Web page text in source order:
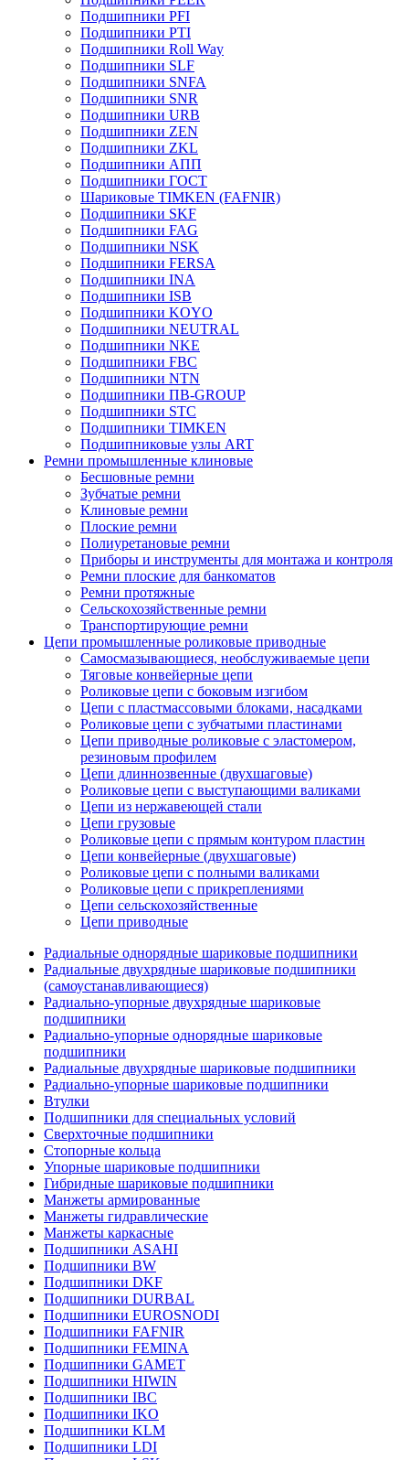
Подшипники PFI
Подшипники PTI
Подшипники Roll Way
Подшипники SLF
Подшипники SNFA
Подшипники SNR
Подшипники URB
Подшипники ZEN
Подшипники ZKL
Подшипники АПП
Подшипники ГОСТ
Шариковые ТІMKEN (FAFNIR)
Подшипники SKF
Подшипники FAG
Подшипники NSK
Подшипники FERSA
Подшипники INA
Подшипники ISB
Подшипники KOYO
Подшипники NEUTRAL
Подшипники NKE
Подшипники FBC
Подшипники NTN
Подшипники ПВ-GROUP
Подшипники STC
Подшипники TIMKEN
Подшипниковые узлы ART
Ремни промышленные клиновые
Бесшовные ремни
Зубчатые ремни
Клиновые ремни
Плоские ремни
Полиуретановые ремни
Приборы и инструменты для монтажа и контроля
Ремни плоские для банкоматов
Ремни протяжные
Сельскохозяйственные ремни
Транспортирующие ремни
Цепи промышленные роликовые приводные
Самосмазывающиеся, необслуживаемые цепи
Тяговые конвейерные цепи
Роликовые цепи с боковым изгибом
Цепи с пластмассовыми блоками, насадками
Роликовые цепи с зубчатыми пластинами
Цепи приводные роликовые с эластомером,
резиновым профилем
Цепи длиннозвенные (двухшаговые)
Роликовые цепи с выступающими валиками
Цепи из нержавеющей стали
Цепи грузовые
Роликовые цепи с прямым контуром пластин
Цепи конвейерные (двухшаговые)
Роликовые цепи с полными валиками
Роликовые цепи с прикреплениями
Цепи сельскохозяйственные
Цепи приводные
Радиальные однорядные шариковые подшипники
Радиальные двухрядные шариковые подшипники
(самоустанавливающиеся)
Радиально-упорные двухрядные шариковые
подшипники
Радиально-упорные однорядные шариковые
подшипники
Радиальные двухрядные шариковые подшипники
Радиально-упорные шариковые подшипники
Втулки
Подшипники для специальных условий
Сверхточные подшипники
Стопорные кольца
Упорные шариковые подшипники
Гибридные шариковые подшипники
Манжеты армированные
Манжеты гидравлические
Манжеты каркасные
Подшипники ASAHI
Подшипники BW
Подшипники DKF
Подшипники DURBAL
Подшипники EUROSNODI
Подшипники FAFNIR
Подшипники FEMINA
Подшипники GAMET
Подшипники HIWIN
Подшипники IBC
Подшипники IKO
Подшипники KLM
Подшипники LDI